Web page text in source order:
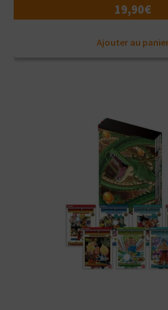
19,90€
Ajouter au
Ajouter à ma